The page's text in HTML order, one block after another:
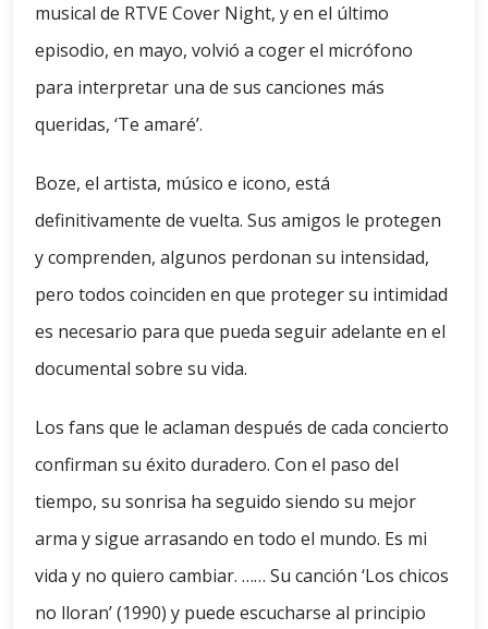
musical de RTVE Cover Night, y en el último
episodio, en mayo, volvió a coger el micrófono
para interpretar una de sus canciones más
queridas, ‘Te amaré’.
Boze, el artista, músico e icono, está
definitivamente de vuelta. Sus amigos le protegen
y comprenden, algunos perdonan su intensidad,
pero todos coinciden en que proteger su intimidad
es necesario para que pueda seguir adelante en el
documental sobre su vida.
Los fans que le aclaman después de cada concierto
confirman su éxito duradero. Con el paso del
tiempo, su sonrisa ha seguido siendo su mejor
arma y sigue arrasando en todo el mundo. Es mi
vida y no quiero cambiar. …… Su canción ‘Los chicos
no lloran’ (1990) y puede escucharse al principio